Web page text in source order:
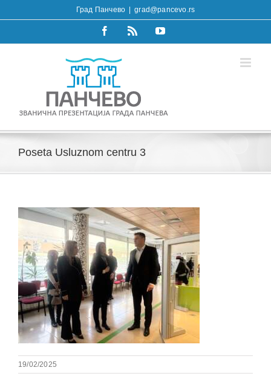
to
Град Панчево grad@pancevo.rs
FacebookRss YouTube
Poseta Usluznom centru 3
19/02/2025